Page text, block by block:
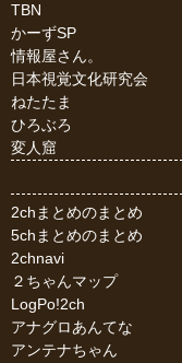
TBN
かーずSP
情報屋さん。
日本視覚文化研究会
ねたたま
ひろぶろ
変人窟
2chまとめのまとめ
5chまとめのまとめ
2chnavi
２ちゃんマップ
LogPo!2ch
アナグロあんてな
アンテナちゃん